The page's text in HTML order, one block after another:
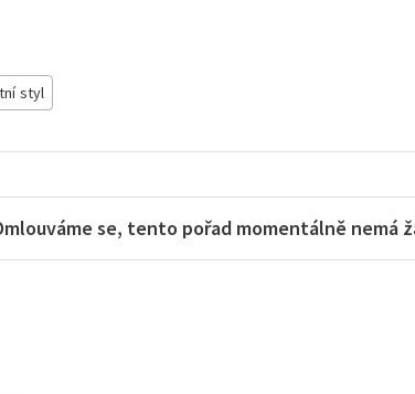
styl
se, tento pořad momentálně nemá